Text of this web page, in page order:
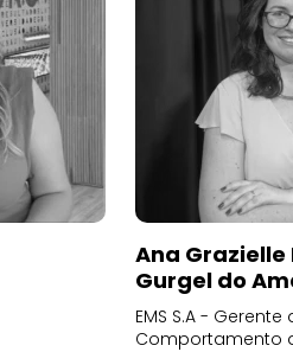
Ana
Gurgel do
EMS S.A -
Comportamento